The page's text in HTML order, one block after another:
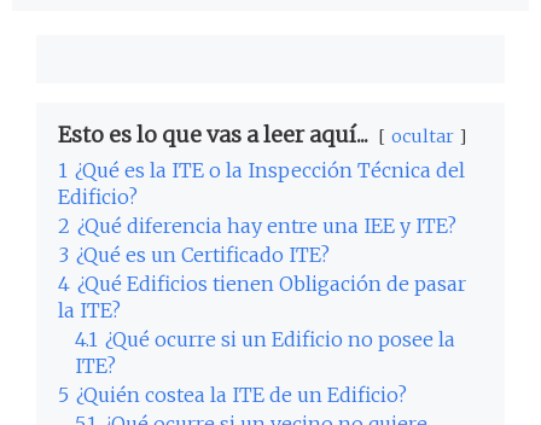
Esto es lo que vas a leer aquí... ocultar
1 ¿Qué es la ITE o la Inspección Técnica del
Edificio?
2 ¿Qué diferencia hay entre una IEE y ITE?
3 ¿Qué es un Certificado ITE?
4 ¿Qué Edificios tienen Obligación de pasar
la ITE?
4.1 ¿Qué ocurre si un Edificio no posee la
ITE?
5 ¿Quién costea la ITE de un Edificio?